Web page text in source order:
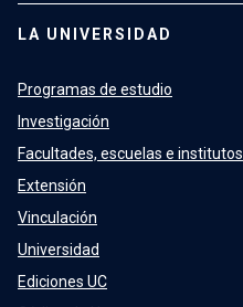
LA UNIVERSIDAD
Programas de estudio
Investigación
Facultades, escuelas e institutos
Extensión
Vinculación
Universidad
Ediciones UC